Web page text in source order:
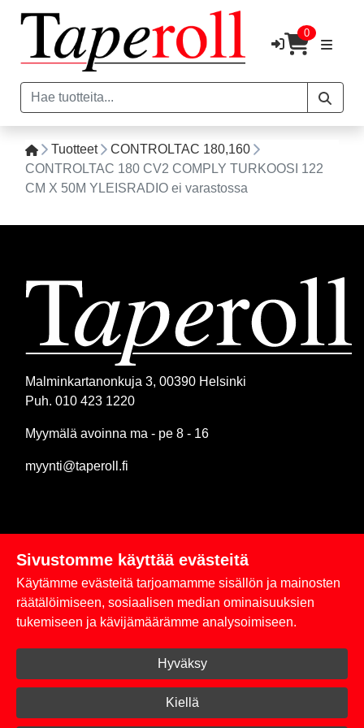
0
Tuotteet
CONTROLTAC 180,160
CONTROLTAC 180 CV2 COMPLY TURKOOSI 122
CM X 50M YLEISRADIO ei varastossa
Malminkartanonkuja 3, 00390 Helsinki
Puh. 010 423 1220
Myymälä avoinna ma - pe 8 - 16
myynti@taperoll.fi
Linkit
Rekisteriseloste
Toimitus- ja maksuehdot
Kirjaudu sisään
Sivustomme käyttää evästeitä
Käytämme evästeitä tarjoamamme sisällön ja mainosten
räätälöimiseen, sosiaalisen median ominaisuuksien
tukemiseen ja kävijämäärämme analysoimiseen.
Hyväksy
Kiellä